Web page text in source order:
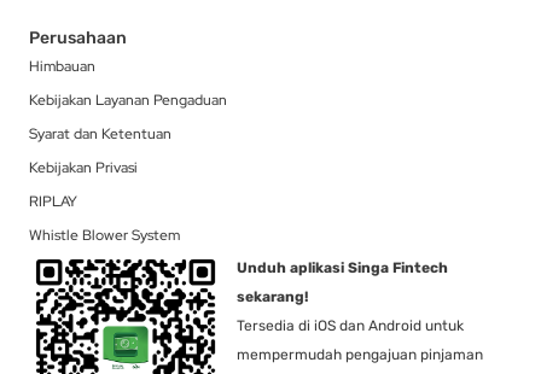
Perusahaan
Himbauan
Kebijakan Layanan Pengaduan
Syarat dan Ketentuan
Kebijakan Privasi
RIPLAY
Whistle Blower System
Unduh aplikasi Singa Fintech
sekarang!
Tersedia di iOS dan Android untuk
mempermudah pengajuan pinjaman